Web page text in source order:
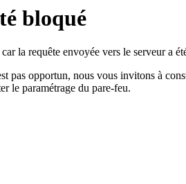
bloqué
la requête envoyée vers le serveur a
pas opportun, nous vous invitons à
le paramétrage du pare-feu.